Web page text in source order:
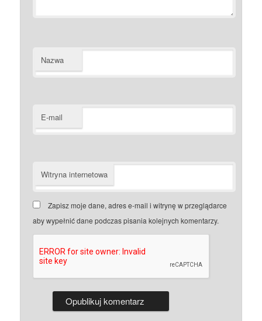
Nazwa
E-mail
Witryna internetowa
Zapisz moje dane, adres e-mail i witrynę w przeglądarce
aby wypełnić dane podczas pisania kolejnych komentarzy.